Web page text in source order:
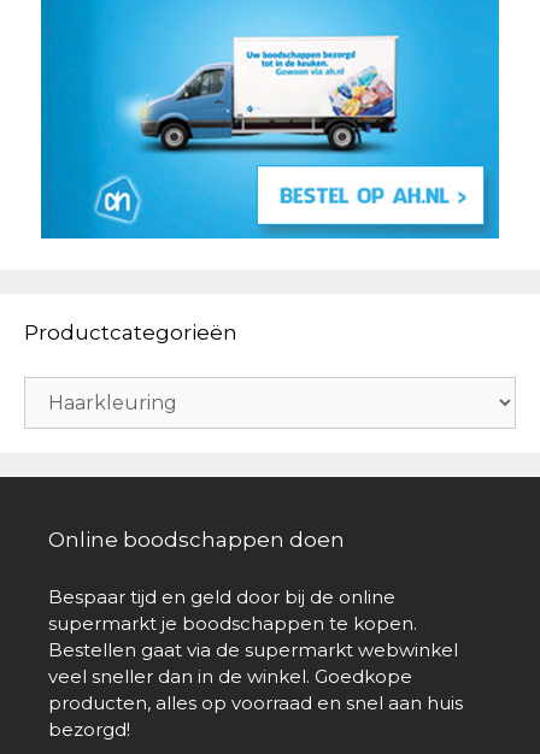
Productcategorieën
Online boodschappen doen
Bespaar tijd en geld door bij de online
supermarkt je boodschappen te kopen.
Bestellen gaat via de supermarkt webwinkel
veel sneller dan in de winkel. Goedkope
producten, alles op voorraad en snel aan huis
bezorgd!